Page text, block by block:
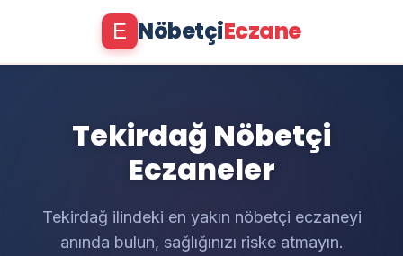
E NöbetçiEczane
Tekirdağ Nöbetçi
Eczaneler
Tekirdağ ilindeki en yakın nöbetçi eczaneyi
anında bulun, sağlığınızı riske atmayın.